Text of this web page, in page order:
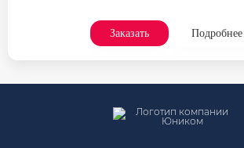
Заказать Подробнее